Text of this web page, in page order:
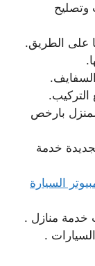
وتصليح
على الطريق.
بارخص
خدمة
السيارة
خدمة منازل .
.